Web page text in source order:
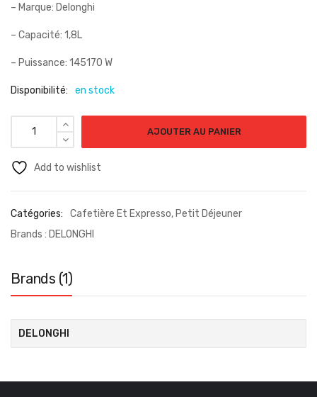
– Marque: Delonghi
– Capacité: 1,8L
– Puissance: 145170 W
Disponibilité: en stock
AJOUTER AU PANIER
Add to wishlist
Catégories: Cafetière Et Expresso, Petit Déjeuner
Brands : DELONGHI
Brands (1)
DELONGHI